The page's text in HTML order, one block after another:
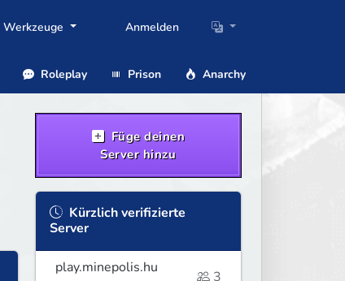
Werkzeuge Anmelden
Roleplay Prison Anarchy
Füge deinen
Server hinzu
Kürzlich verifizierte
Server
play.minepolis.hu
3